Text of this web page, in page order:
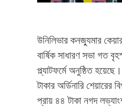
উনিলিভার কনজ্যুমার
বার্ষিক সাধারণ সভা গত
প্ল্যাটফর্মে অনুষ্ঠিত
টাকার অর্ডিনারি শেয়ারের
প্রায় ৪৪ টাকা নগদ